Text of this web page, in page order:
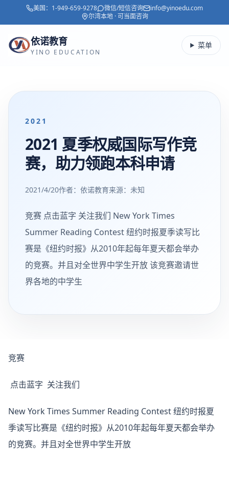
美国： 1-949-659-9278 微信/短信咨询
info@yinoedu.com
尔湾本地 · 可当面咨询
依诺教育
YINO EDUCATION
菜单
2021
2021 夏季权威国际写作竞
赛，助力领跑本科申请
2021/4/20作者：依诺教育来源： 未知
竞赛 点击蓝字 关注我们 New York Times
Summer Reading Contest 纽约时报夏季读写比
赛是《纽约时报》从2010年起每年夏天都会举办
的竞赛。并且对全世界中学生开放 该竞赛邀请世
界各地的中学生
竞赛
点击蓝字 关注我们
New York Times Summer Reading Contest 纽约时报夏
季读写比赛是《纽约时报》从2010年起每年夏天都会举办
的竞赛。并且对全世界中学生开放